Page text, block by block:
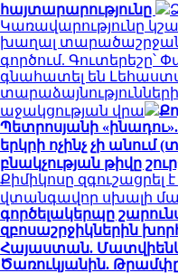
հայտարարությունը
Կառավարությունը
խաղալ
գործում. Գուտերեշը՝
գնահատել են
աջակցության վրա
Պետրոսյանի
երկրի ոչինչ չի անում
բնակչության թիվը
Քիմիկոսը զգուշացրել
վտանգավոր սխալի
գործելակերպը
զբոսաշրջիկներին
Հայաստան.
Ծառուկյանին. Թրամփը